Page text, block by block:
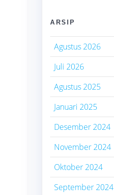
ARSIP
Agustus 2026
Juli 2026
Agustus 2025
Januari 2025
Desember 2024
November 2024
Oktober 2024
September 2024